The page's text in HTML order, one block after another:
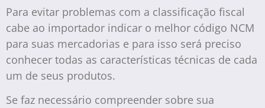
Para evitar problemas com a classificação fiscal
cabe ao importador indicar o melhor código NCM
para suas mercadorias e para isso será preciso
conhecer todas as características técnicas de cada
um de seus produtos.
Se faz necessário compreender sobre sua